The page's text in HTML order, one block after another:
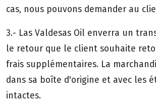
cas, nous pouvons demander au
3.- Las Valdesas Oil enverra un
le retour que le client souhaite
frais supplémentaires. La
dans sa boîte d'origine et avec les
intactes.